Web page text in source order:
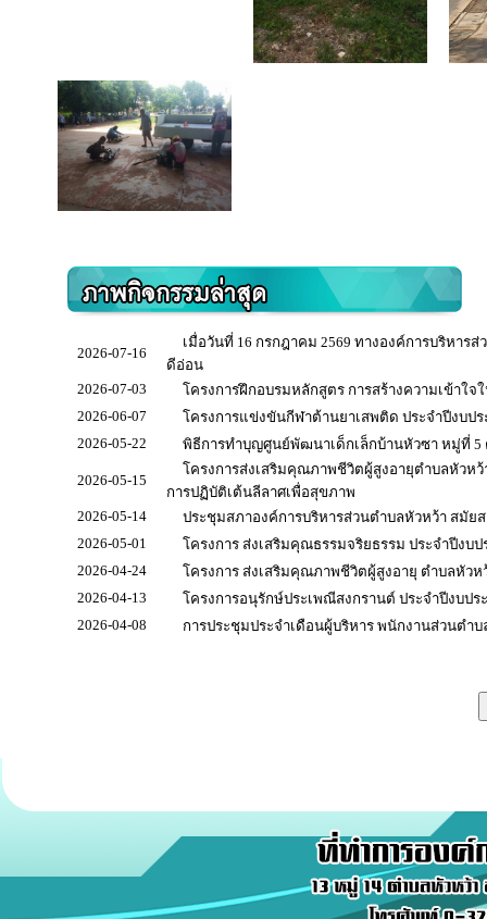
2026-07-16
เมื่อวันที่ 16 กรกฎาคม 2569 ทางองค์การบริหาร
ดีอ่อน
2026-07-03
โครงการฝึกอบรมหลักสูตร การสร้างความเข้าใ
2026-06-07
โครงการแข่งขันกีฬาต้านยาเสพติด ประจำปีงบป
2026-05-22
พิธีการทำบุญศูนย์พัฒนาเด็กเล็กบ้านหัวซา หมู่ที่ 5
2026-05-15
โครงการส่งเสริมคุณภาพชีวิตผู้สูงอายุตำบลหัวห
การปฏิบัติเต้นลีลาศเพื่อสุขภาพ
2026-05-14
ประชุมสภาองค์การบริหารส่วนตำบลหัวหว้า สมัย
2026-05-01
โครงการ ส่งเสริมคุณธรรมจริยธรรม ประจำปีงบ
2026-04-24
โครงการ ส่งเสริมคุณภาพชีวิตผู้สูงอายุ ตำบลหัวห
2026-04-13
โครงการอนุรักษ์ประเพณีสงกรานต์ ประจำปีงบปร
2026-04-08
การประชุมประจำเดือนผู้บริหาร พนักงานส่วนตำ